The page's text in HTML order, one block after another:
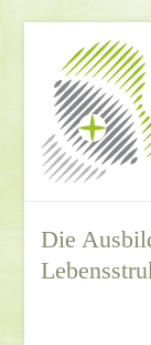
Inhalt
Die